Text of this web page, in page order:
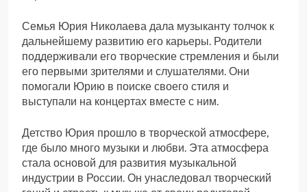
Семья Юрия Николаева дала музыканту толчок к
дальнейшему развитию его карьеры. Родители
поддерживали его творческие стремления и были
его первыми зрителями и слушателями. Они
помогали Юрию в поиске своего стиля и
выступали на концертах вместе с ним.
Детство Юрия прошло в творческой атмосфере,
где было много музыки и любви. Эта атмосфера
стала основой для развития музыкальной
индустрии в России. Он унаследовал творческий